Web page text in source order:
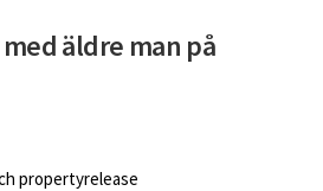
äldre man på
propertyrelease